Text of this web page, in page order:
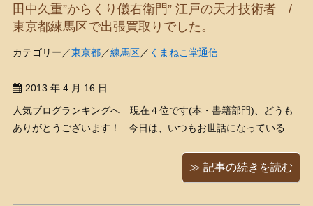
鑑定箱 ...
田中久重”からくり儀右衛門” 江戸の天才技術者 /
東京都練馬区で出張買取りでした。
カテゴリー／東京都／練馬区／ くまねこ堂通信
2013 年 4 月 16 日
人気ブログランキングへ 現在４位です(本・書籍部門)、どうも
ありがとうございます！ 今日は、いつもお世話になっている求
て下さいました。 お茶をしながら色々とお話をさせていただいた
≫ 記事の続きを読む